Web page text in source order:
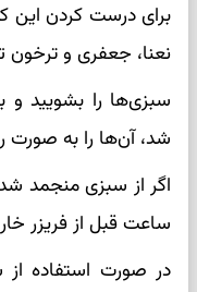
برای درست کردن این
نعنا، جعفری و ترخون
سبزی‌ها را بشویید و
شد، آن‌ها را به صورت
اگر از سبزی منجمد
ساعت قبل از فریزر
در صورت استفاده